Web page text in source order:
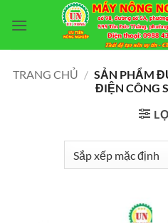
qua
TRANG CHỦ / SẢN PHẨM
ĐIỆN CÔNG